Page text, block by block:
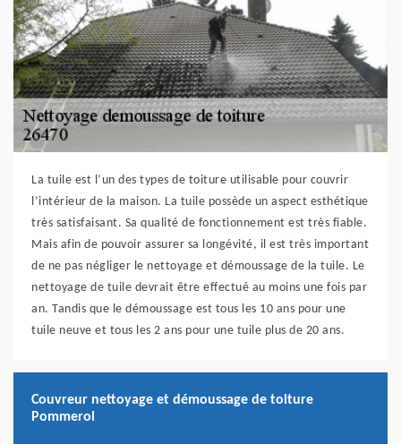
La tuile est l’un des types de toiture utilisable pour couvrir
l’intérieur de la maison. La tuile possède un aspect esthétique
très satisfaisant. Sa qualité de fonctionnement est très fiable.
Mais afin de pouvoir assurer sa longévité, il est très important
de ne pas négliger le nettoyage et démoussage de la tuile. Le
nettoyage de tuile devrait être effectué au moins une fois par
an. Tandis que le démoussage est tous les 10 ans pour une
tuile neuve et tous les 2 ans pour une tuile plus de 20 ans.
Couvreur nettoyage et démoussage de toiture
Pommerol